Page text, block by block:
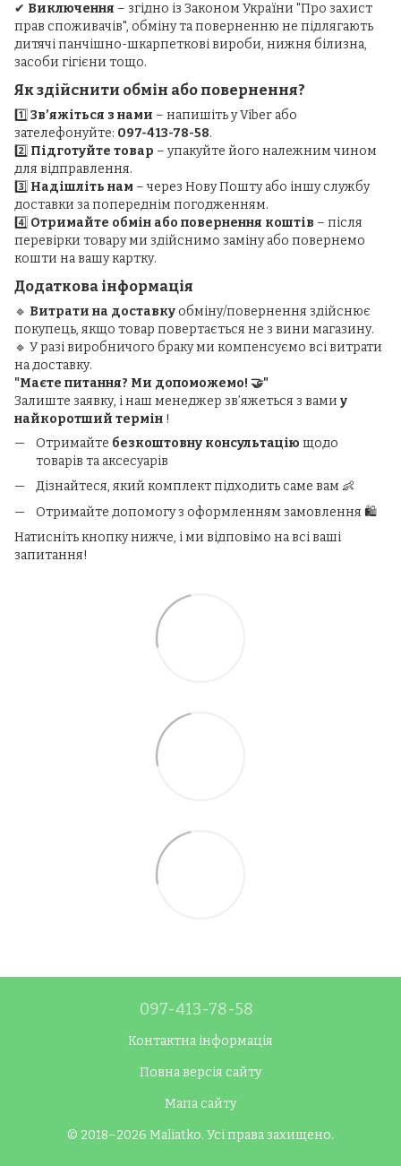
✔ Виключення – згідно із Законом України "Про захист
прав споживачів", обміну та поверненню не підлягають
дитячі панчішно-шкарпеткові вироби, нижня білизна,
засоби гігієни тощо.
Як здійснити обмін або повернення?
1️⃣ Зв’яжіться з нами – напишіть у Viber або
зателефонуйте: 097-413-78-58.
2️⃣ Підготуйте товар – упакуйте його належним чином
для відправлення.
3️⃣ Надішліть нам – через Нову Пошту або іншу службу
доставки за попереднім погодженням.
4️⃣ Отримайте обмін або повернення коштів – після
перевірки товару ми здійснимо заміну або повернемо
кошти на вашу картку.
Додаткова інформація
🔹 Витрати на доставкуобміну/повернення здійснює
покупець, якщо товар повертається не з вини магазину.
🔹 У разі виробничого браку ми компенсуємо всі витрати
на доставку.
"Маєте питання? Ми допоможемо! 🤝"
Залиште заявку, і наш менеджер зв’яжеться з вами у
найкоротший термін !
Отримайте безкоштовну консультацію щодо
товарів та аксесуарів
Дізнайтеся, який комплект підходить саме вам 👶
Отримайте допомогу з оформленням замовлення 🛍️
Натисніть кнопку нижче, і ми відповімо на всі ваші
запитання!
097-413-78-58
Контактна інформація
Повна версія сайту
Мапа сайту
© 2018–2026 Maliatko. Усі права захищено.